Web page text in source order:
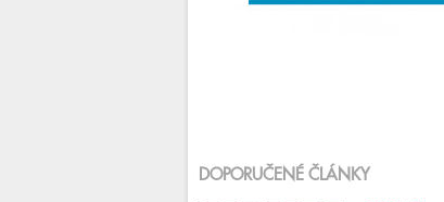
DOPORUČENÉ ČLÁNKY